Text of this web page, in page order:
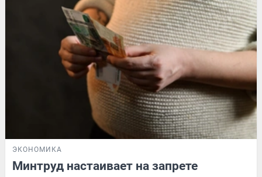
ЭКОНОМИКА
Минтруд настаивает на запрете